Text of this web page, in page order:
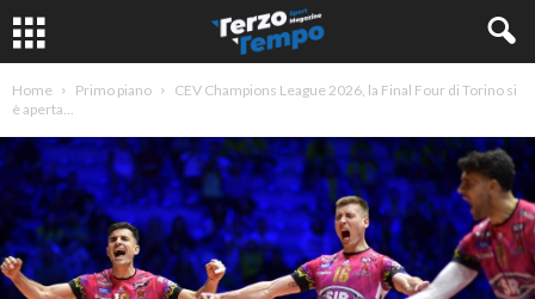
Home Primo piano
CEV Champions League 2026, la Final Four di Torino si
è aperta...